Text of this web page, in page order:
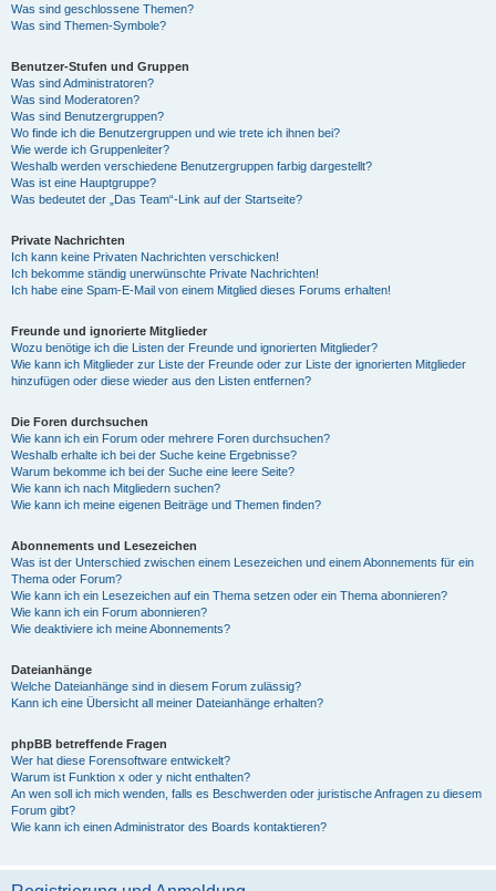
Was sind geschlossene Themen?
Was sind Themen-Symbole?
Benutzer-Stufen und Gruppen
Was sind Administratoren?
Was sind Moderatoren?
Was sind Benutzergruppen?
Wo finde ich die Benutzergruppen und wie trete ich ihnen bei?
Wie werde ich Gruppenleiter?
Weshalb werden verschiedene Benutzergruppen farbig dargestellt?
Was ist eine Hauptgruppe?
Was bedeutet der „Das Team“-Link auf der Startseite?
Private Nachrichten
Ich kann keine Privaten Nachrichten verschicken!
Ich bekomme ständig unerwünschte Private Nachrichten!
Ich habe eine Spam-E-Mail von einem Mitglied dieses Forums erhalten!
Freunde und ignorierte Mitglieder
Wozu benötige ich die Listen der Freunde und ignorierten Mitglieder?
Wie kann ich Mitglieder zur Liste der Freunde oder zur Liste der ignorierten Mitglieder
hinzufügen oder diese wieder aus den Listen entfernen?
Die Foren durchsuchen
Wie kann ich ein Forum oder mehrere Foren durchsuchen?
Weshalb erhalte ich bei der Suche keine Ergebnisse?
Warum bekomme ich bei der Suche eine leere Seite?
Wie kann ich nach Mitgliedern suchen?
Wie kann ich meine eigenen Beiträge und Themen finden?
Abonnements und Lesezeichen
Was ist der Unterschied zwischen einem Lesezeichen und einem Abonnements für ein
Thema oder Forum?
Wie kann ich ein Lesezeichen auf ein Thema setzen oder ein Thema abonnieren?
Wie kann ich ein Forum abonnieren?
Wie deaktiviere ich meine Abonnements?
Dateianhänge
Welche Dateianhänge sind in diesem Forum zulässig?
Kann ich eine Übersicht all meiner Dateianhänge erhalten?
phpBB betreffende Fragen
Wer hat diese Forensoftware entwickelt?
Warum ist Funktion x oder y nicht enthalten?
An wen soll ich mich wenden, falls es Beschwerden oder juristische Anfragen zu diesem
Forum gibt?
Wie kann ich einen Administrator des Boards kontaktieren?